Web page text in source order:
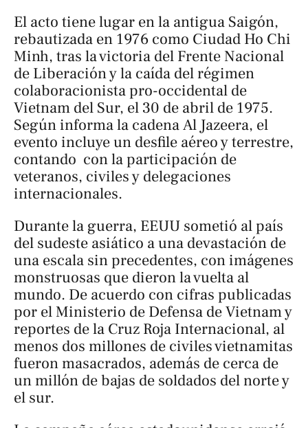
El acto tiene lugar en la antigua Saigón,
rebautizada en 1976 como Ciudad Ho Chi
Minh, tras la victoria del Frente Nacional
de Liberación y la caída del régimen
colaboracionista pro-occidental de
Vietnam del Sur, el 30 de abril de 1975.
Según informa la cadenaAl Jazeera, el
evento incluye un desfile aéreo y terrestre,
contando con la participación de
veteranos, civiles y delegaciones
internacionales.
Durante la guerra, EEUU sometió al país
del sudeste asiático a una devastación de
una escala sin precedentes, con imágenes
monstruosas que dieron la vuelta al
mundo. De acuerdo con cifras publicadas
por el Ministerio de Defensa de Vietnam y
reportes de la Cruz Roja Internacional, al
menos dos millones de civiles vietnamitas
fueron masacrados, además de cerca de
un millón de bajas de soldados del norte y
el sur.